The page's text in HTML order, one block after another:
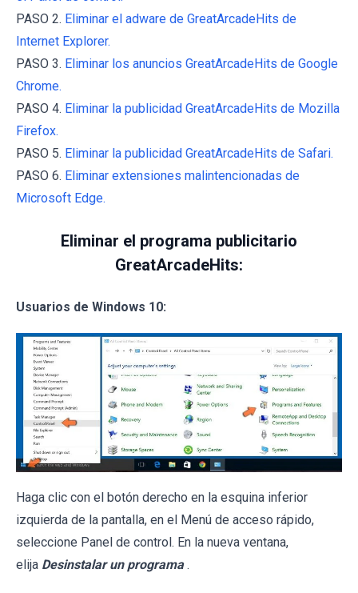
PASO 2. Eliminar el adware de GreatArcadeHits de
Internet Explorer.
PASO 3. Eliminar los anuncios GreatArcadeHits de Google
Chrome.
PASO 4. Eliminar la publicidad GreatArcadeHits de Mozilla
Firefox.
PASO 5. Eliminar la publicidad GreatArcadeHits de Safari.
PASO 6. Eliminar extensiones malintencionadas de
Microsoft Edge.
Eliminar el programa publicitario
GreatArcadeHits:
Usuarios de Windows 10:
Haga clic con el botón derecho en la esquina inferior
izquierda de la pantalla, en el Menú de acceso rápido,
seleccione Panel de control. En la nueva ventana,
elija Desinstalar un programa .